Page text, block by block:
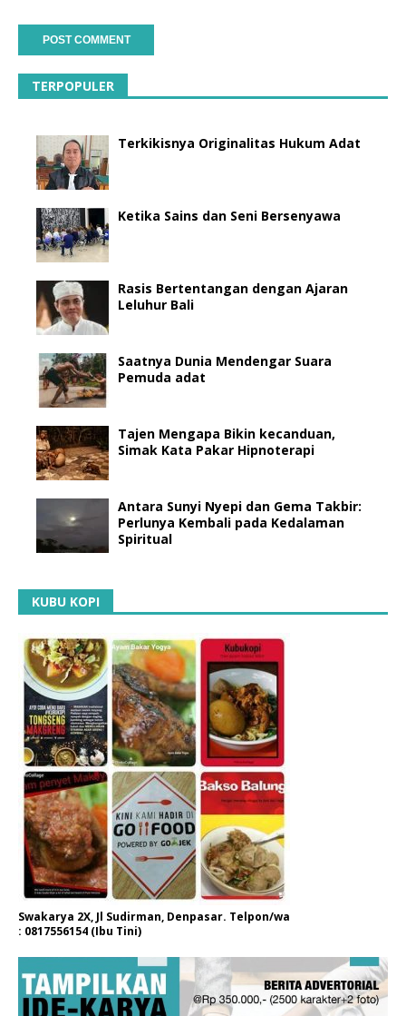
TERPOPULER
Terkikisnya Originalitas Hukum Adat
Ketika Sains dan Seni Bersenyawa
Rasis Bertentangan dengan Ajaran
Leluhur Bali
Saatnya Dunia Mendengar Suara
Pemuda adat
Tajen Mengapa Bikin kecanduan,
Simak Kata Pakar Hipnoterapi
Antara Sunyi Nyepi dan Gema Takbir:
Perlunya Kembali pada Kedalaman
Spiritual
KUBU KOPI
Swakarya 2X, Jl Sudirman, Denpasar. Telpon/wa
: 0817556154 (Ibu Tini)